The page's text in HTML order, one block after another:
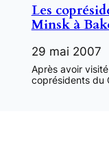
Les
Minsk à
29 mai 2007
Après avoir
coprésidents du